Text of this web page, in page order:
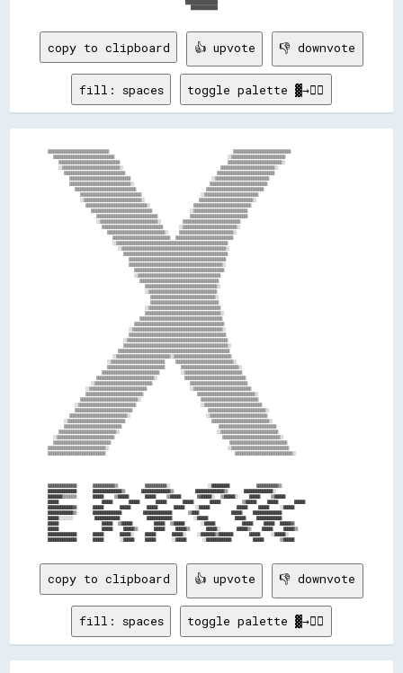
copy to clipboard 👍 upvote 👎 downvote
fill: spaces toggle palette ▓→✊🏽
  ▒▒▒▒▒▒▒▒▒▒▒▒▒▒▒▒▒▒▒▒▒▒▒▒▒▒▒▒▒▒▒▒▒▒                                              ▒▒▒▒▒▒▒▒▒▒▒▒▒▒▒▒▒▒▒▒▒▒▒▒▒▒▒▒▒▒▒▒
    ▒▒▒▒▒▒▒▒▒▒▒▒▒▒▒▒▒▒▒▒▒▒▒▒▒▒▒▒▒▒▒▒▒▒                                          ░░▒▒▒▒▒▒▒▒▒▒▒▒▒▒▒▒▒▒▒▒▒▒▒▒▒▒▒▒▒▒
      ▒▒▒▒▒▒▒▒▒▒▒▒▒▒▒▒▒▒▒▒▒▒▒▒▒▒▒▒▒▒▒▒▒▒                                        ▒▒▒▒▒▒▒▒▒▒▒▒▒▒▒▒▒▒▒▒▒▒▒▒▒▒▒▒▒▒░░
      ░░▒▒▒▒▒▒▒▒▒▒▒▒▒▒▒▒▒▒▒▒▒▒▒▒▒▒▒▒▒▒▒▒░░                                    ▒▒▒▒▒▒▒▒▒▒▒▒▒▒▒▒▒▒▒▒▒▒▒▒▒▒▒▒▒▒░░
        ▒▒▒▒▒▒▒▒▒▒▒▒▒▒▒▒▒▒▒▒▒▒▒▒▒▒▒▒▒▒▒▒▒▒                                  ▒▒▒▒▒▒▒▒▒▒▒▒▒▒▒▒▒▒▒▒▒▒▒▒▒▒▒▒▒▒▒▒
          ▒▒▒▒▒▒▒▒▒▒▒▒▒▒▒▒▒▒▒▒▒▒▒▒▒▒▒▒▒▒▒▒▒▒                              ░░▒▒▒▒▒▒▒▒▒▒▒▒▒▒▒▒▒▒▒▒▒▒▒▒▒▒▒▒▒▒
          ▒▒▒▒▒▒▒▒▒▒▒▒▒▒▒▒▒▒▒▒▒▒▒▒▒▒▒▒▒▒▒▒▒▒░░                            ▒▒▒▒▒▒▒▒▒▒▒▒▒▒▒▒▒▒▒▒▒▒▒▒▒▒▒▒▒▒▒▒
            ▒▒▒▒▒▒▒▒▒▒▒▒▒▒▒▒▒▒▒▒▒▒▒▒▒▒▒▒▒▒▒▒▒▒                          ▒▒▒▒▒▒▒▒▒▒▒▒▒▒▒▒▒▒▒▒▒▒▒▒▒▒▒▒▒▒▒▒
              ▒▒▒▒▒▒▒▒▒▒▒▒▒▒▒▒▒▒▒▒▒▒▒▒▒▒▒▒▒▒▒▒▒▒                      ░░▒▒▒▒▒▒▒▒▒▒▒▒▒▒▒▒▒▒▒▒▒▒▒▒▒▒▒▒▒▒
              ░░▒▒▒▒▒▒▒▒▒▒▒▒▒▒▒▒▒▒▒▒▒▒▒▒▒▒▒▒▒▒▒▒░░                    ▒▒▒▒▒▒▒▒▒▒▒▒▒▒▒▒▒▒▒▒▒▒▒▒▒▒▒▒▒▒░░
                ▒▒▒▒▒▒▒▒▒▒▒▒▒▒▒▒▒▒▒▒▒▒▒▒▒▒▒▒▒▒▒▒▒▒░░                ▒▒▒▒▒▒▒▒▒▒▒▒▒▒▒▒▒▒▒▒▒▒▒▒▒▒▒▒▒▒▒▒
                  ▒▒▒▒▒▒▒▒▒▒▒▒▒▒▒▒▒▒▒▒▒▒▒▒▒▒▒▒▒▒▒▒▒▒              ░░▒▒▒▒▒▒▒▒▒▒▒▒▒▒▒▒▒▒▒▒▒▒▒▒▒▒▒▒▒▒
                    ▒▒▒▒▒▒▒▒▒▒▒▒▒▒▒▒▒▒▒▒▒▒▒▒▒▒▒▒▒▒▒▒▒▒            ▒▒▒▒▒▒▒▒▒▒▒▒▒▒▒▒▒▒▒▒▒▒▒▒▒▒▒▒▒▒▒▒
                    ░░▒▒▒▒▒▒▒▒▒▒▒▒▒▒▒▒▒▒▒▒▒▒▒▒▒▒▒▒▒▒▒▒░░        ▒▒▒▒▒▒▒▒▒▒▒▒▒▒▒▒▒▒▒▒▒▒▒▒▒▒▒▒▒▒▒▒
                      ▒▒▒▒▒▒▒▒▒▒▒▒▒▒▒▒▒▒▒▒▒▒▒▒▒▒▒▒▒▒▒▒▒▒      ░░▒▒▒▒▒▒▒▒▒▒▒▒▒▒▒▒▒▒▒▒▒▒▒▒▒▒▒▒▒▒░░
                        ▒▒▒▒▒▒▒▒▒▒▒▒▒▒▒▒▒▒▒▒▒▒▒▒▒▒▒▒▒▒▒▒░░    ▒▒▒▒▒▒▒▒▒▒▒▒▒▒▒▒▒▒▒▒▒▒▒▒▒▒▒▒▒▒░░
                          ▒▒▒▒▒▒▒▒▒▒▒▒▒▒▒▒▒▒▒▒▒▒▒▒▒▒▒▒▒▒▒▒  ▒▒▒▒▒▒▒▒▒▒▒▒▒▒▒▒▒▒▒▒▒▒▒▒▒▒▒▒▒▒▒▒
                          ░░▒▒▒▒▒▒▒▒▒▒▒▒▒▒▒▒▒▒▒▒▒▒▒▒▒▒▒▒▒▒▒▒▒▒▒▒▒▒▒▒▒▒▒▒▒▒▒▒▒▒▒▒▒▒▒▒▒▒▒▒▒▒
                            ░░▒▒▒▒▒▒▒▒▒▒▒▒▒▒▒▒▒▒▒▒▒▒▒▒▒▒▒▒▒▒▒▒▒▒▒▒▒▒▒▒▒▒▒▒▒▒▒▒▒▒▒▒▒▒▒▒▒▒░░
                              ▒▒▒▒▒▒▒▒▒▒▒▒▒▒▒▒▒▒▒▒▒▒▒▒▒▒▒▒▒▒▒▒▒▒▒▒▒▒▒▒▒▒▒▒▒▒▒▒▒▒▒▒▒▒▒▒▒▒
                                ▒▒▒▒▒▒▒▒▒▒▒▒▒▒▒▒▒▒▒▒▒▒▒▒▒▒▒▒▒▒▒▒▒▒▒▒▒▒▒▒▒▒▒▒▒▒▒▒▒▒▒▒▒▒
                                ▒▒▒▒▒▒▒▒▒▒▒▒▒▒▒▒▒▒▒▒▒▒▒▒▒▒▒▒▒▒▒▒▒▒▒▒▒▒▒▒▒▒▒▒▒▒▒▒▒▒▒▒░░
                                  ▒▒▒▒▒▒▒▒▒▒▒▒▒▒▒▒▒▒▒▒▒▒▒▒▒▒▒▒▒▒▒▒▒▒▒▒▒▒▒▒▒▒▒▒▒▒▒▒▒▒
                                  ░░▒▒▒▒▒▒▒▒▒▒▒▒▒▒▒▒▒▒▒▒▒▒▒▒▒▒▒▒▒▒▒▒▒▒▒▒▒▒▒▒▒▒▒▒▒▒
                                    ▒▒▒▒▒▒▒▒▒▒▒▒▒▒▒▒▒▒▒▒▒▒▒▒▒▒▒▒▒▒▒▒▒▒▒▒▒▒▒▒▒▒▒▒
                                      ▒▒▒▒▒▒▒▒▒▒▒▒▒▒▒▒▒▒▒▒▒▒▒▒▒▒▒▒▒▒▒▒▒▒▒▒▒▒▒▒░░
                                      ░░▒▒▒▒▒▒▒▒▒▒▒▒▒▒▒▒▒▒▒▒▒▒▒▒▒▒▒▒▒▒▒▒▒▒▒▒▒▒
                                        ▒▒▒▒▒▒▒▒▒▒▒▒▒▒▒▒▒▒▒▒▒▒▒▒▒▒▒▒▒▒▒▒▒▒▒▒░░
                                        ▒▒▒▒▒▒▒▒▒▒▒▒▒▒▒▒▒▒▒▒▒▒▒▒▒▒▒▒▒▒▒▒▒▒▒▒▒▒
                                      ░░▒▒▒▒▒▒▒▒▒▒▒▒▒▒▒▒▒▒▒▒▒▒▒▒▒▒▒▒▒▒▒▒▒▒▒▒▒▒▒▒
                                      ▒▒▒▒▒▒▒▒▒▒▒▒▒▒▒▒▒▒▒▒▒▒▒▒▒▒▒▒▒▒▒▒▒▒▒▒▒▒▒▒▒▒░░
                                    ▒▒▒▒▒▒▒▒▒▒▒▒▒▒▒▒▒▒▒▒▒▒▒▒▒▒▒▒▒▒▒▒▒▒▒▒▒▒▒▒▒▒▒▒▒▒
                                  ▒▒▒▒▒▒▒▒▒▒▒▒▒▒▒▒▒▒▒▒▒▒▒▒▒▒▒▒▒▒▒▒▒▒▒▒▒▒▒▒▒▒▒▒▒▒▒▒▒▒
                                ░░▒▒▒▒▒▒▒▒▒▒▒▒▒▒▒▒▒▒▒▒▒▒▒▒▒▒▒▒▒▒▒▒▒▒▒▒▒▒▒▒▒▒▒▒▒▒▒▒▒▒░░
                                ▒▒▒▒▒▒▒▒▒▒▒▒▒▒▒▒▒▒▒▒▒▒▒▒▒▒▒▒▒▒▒▒▒▒▒▒▒▒▒▒▒▒▒▒▒▒▒▒▒▒▒▒▒▒
                              ░░▒▒▒▒▒▒▒▒▒▒▒▒▒▒▒▒▒▒▒▒▒▒▒▒▒▒▒▒▒▒▒▒▒▒▒▒▒▒▒▒▒▒▒▒▒▒▒▒▒▒▒▒▒▒▒▒
                              ▒▒▒▒▒▒▒▒▒▒▒▒▒▒▒▒▒▒▒▒▒▒▒▒▒▒▒▒▒▒▒▒▒▒▒▒▒▒▒▒▒▒▒▒▒▒▒▒▒▒▒▒▒▒▒▒▒▒░░
                            ▒▒▒▒▒▒▒▒▒▒▒▒▒▒▒▒▒▒▒▒▒▒▒▒▒▒▒▒▒▒▒▒▒▒▒▒▒▒▒▒▒▒▒▒▒▒▒▒▒▒▒▒▒▒▒▒▒▒▒▒▒▒
                          ░░▒▒▒▒▒▒▒▒▒▒▒▒▒▒▒▒▒▒▒▒▒▒▒▒▒▒▒▒▒▒░░▒▒▒▒▒▒▒▒▒▒▒▒▒▒▒▒▒▒▒▒▒▒▒▒▒▒▒▒▒▒▒▒
                        ░░▒▒▒▒▒▒▒▒▒▒▒▒▒▒▒▒▒▒▒▒▒▒▒▒▒▒▒▒▒▒    ▒▒▒▒▒▒▒▒▒▒▒▒▒▒▒▒▒▒▒▒▒▒▒▒▒▒▒▒▒▒▒▒░░
                        ▒▒▒▒▒▒▒▒▒▒▒▒▒▒▒▒▒▒▒▒▒▒▒▒▒▒▒▒▒▒▒▒      ▒▒▒▒▒▒▒▒▒▒▒▒▒▒▒▒▒▒▒▒▒▒▒▒▒▒▒▒▒▒▒▒░░
                      ▒▒▒▒▒▒▒▒▒▒▒▒▒▒▒▒▒▒▒▒▒▒▒▒▒▒▒▒▒▒▒▒        ░░▒▒▒▒▒▒▒▒▒▒▒▒▒▒▒▒▒▒▒▒▒▒▒▒▒▒▒▒▒▒▒▒
                    ▒▒▒▒▒▒▒▒▒▒▒▒▒▒▒▒▒▒▒▒▒▒▒▒▒▒▒▒▒▒▒▒░░          ▒▒▒▒▒▒▒▒▒▒▒▒▒▒▒▒▒▒▒▒▒▒▒▒▒▒▒▒▒▒▒▒▒▒
                  ░░▒▒▒▒▒▒▒▒▒▒▒▒▒▒▒▒▒▒▒▒▒▒▒▒▒▒▒▒▒▒▒▒              ▒▒▒▒▒▒▒▒▒▒▒▒▒▒▒▒▒▒▒▒▒▒▒▒▒▒▒▒▒▒▒▒
                ░░▒▒▒▒▒▒▒▒▒▒▒▒▒▒▒▒▒▒▒▒▒▒▒▒▒▒▒▒▒▒▒▒                ░░▒▒▒▒▒▒▒▒▒▒▒▒▒▒▒▒▒▒▒▒▒▒▒▒▒▒▒▒▒▒▒▒
                ▒▒▒▒▒▒▒▒▒▒▒▒▒▒▒▒▒▒▒▒▒▒▒▒▒▒▒▒▒▒▒▒                    ▒▒▒▒▒▒▒▒▒▒▒▒▒▒▒▒▒▒▒▒▒▒▒▒▒▒▒▒▒▒▒▒░░
              ▒▒▒▒▒▒▒▒▒▒▒▒▒▒▒▒▒▒▒▒▒▒▒▒▒▒▒▒▒▒▒▒░░                      ▒▒▒▒▒▒▒▒▒▒▒▒▒▒▒▒▒▒▒▒▒▒▒▒▒▒▒▒▒▒▒▒
            ░░▒▒▒▒▒▒▒▒▒▒▒▒▒▒▒▒▒▒▒▒▒▒▒▒▒▒▒▒▒▒▒▒                        ░░▒▒▒▒▒▒▒▒▒▒▒▒▒▒▒▒▒▒▒▒▒▒▒▒▒▒▒▒▒▒▒▒
            ▒▒▒▒▒▒▒▒▒▒▒▒▒▒▒▒▒▒▒▒▒▒▒▒▒▒▒▒▒▒▒▒                            ▒▒▒▒▒▒▒▒▒▒▒▒▒▒▒▒▒▒▒▒▒▒▒▒▒▒▒▒▒▒▒▒░░
          ▒▒▒▒▒▒▒▒▒▒▒▒▒▒▒▒▒▒▒▒▒▒▒▒▒▒▒▒▒▒▒▒░░                            ░░▒▒▒▒▒▒▒▒▒▒▒▒▒▒▒▒▒▒▒▒▒▒▒▒▒▒▒▒▒▒▒▒
        ░░▒▒▒▒▒▒▒▒▒▒▒▒▒▒▒▒▒▒▒▒▒▒▒▒▒▒▒▒▒▒▒▒                                ▒▒▒▒▒▒▒▒▒▒▒▒▒▒▒▒▒▒▒▒▒▒▒▒▒▒▒▒▒▒▒▒░░
        ▒▒▒▒▒▒▒▒▒▒▒▒▒▒▒▒▒▒▒▒▒▒▒▒▒▒▒▒▒▒▒▒                                    ▒▒▒▒▒▒▒▒▒▒▒▒▒▒▒▒▒▒▒▒▒▒▒▒▒▒▒▒▒▒▒▒
      ▒▒▒▒▒▒▒▒▒▒▒▒▒▒▒▒▒▒▒▒▒▒▒▒▒▒▒▒▒▒▒▒░░                                    ░░▒▒▒▒▒▒▒▒▒▒▒▒▒▒▒▒▒▒▒▒▒▒▒▒▒▒▒▒▒▒▒▒
    ░░▒▒▒▒▒▒▒▒▒▒▒▒▒▒▒▒▒▒▒▒▒▒▒▒▒▒▒▒▒▒▒▒                                        ▒▒▒▒▒▒▒▒▒▒▒▒▒▒▒▒▒▒▒▒▒▒▒▒▒▒▒▒▒▒▒▒░░
    ▒▒▒▒▒▒▒▒▒▒▒▒▒▒▒▒▒▒▒▒▒▒▒▒▒▒▒▒▒▒▒▒                                            ▒▒▒▒▒▒▒▒▒▒▒▒▒▒▒▒▒▒▒▒▒▒▒▒▒▒▒▒▒▒▒▒
  ▒▒▒▒▒▒▒▒▒▒▒▒▒▒▒▒▒▒▒▒▒▒▒▒▒▒▒▒▒▒▒▒░░                                            ░░▒▒▒▒▒▒▒▒▒▒▒▒▒▒▒▒▒▒▒▒▒▒▒▒▒▒▒▒▒▒▒▒
  ▒▒▒▒▒▒▒▒▒▒▒▒▒▒▒▒▒▒▒▒▒▒▒▒▒▒▒▒▒▒▒▒                                                ▒▒▒▒▒▒▒▒▒▒▒▒▒▒▒▒▒▒▒▒▒▒▒▒▒▒▒▒▒▒▒▒░░
  ▓▓▓▓▓▓▓▓▓▓▓▓▓▓▓▓      ▓▓▓▓▓▓▓▓▓▓▓▓▒▒          ▓▓▓▓▓▓▓▓▓▓▓▓░░              ░░██████████          ▓▓▓▓▓▓▓▓▓▓▓▓▒▒
  ████████████████      ████████████████▒▒      ████████████████▒▒        ████████████████▒▒      ████████████████░░
  ████████▒▒▒▒▒▒▒▒      ██████    ▒▒██████      ██████    ▒▒██████      ▓▓██████░░  ▒▒██████░░    ██████    ▒▒██████
  ██████                ██████      ██████      ██████      ██████      ██████        ▒▒██████    ██████      ██████
  ██████████████▓▓      ██████      ██████      ██████      ██████    ░░██████          ██████    ██████    ░░██████
  ██████████████▒▒      ████████████████        ████████████████      ▒▒████            ██████    ████████████████
  ██████░░░░░░░░        ██████████████          ██████████████        ░░██████          ██████    ██████████████
  ██████                ██████  ▒▒██████        ██████  ▒▒██████      ░░██████          ██████    ██████  ██████▓▓
  ██████                ██████    ██████▒▒      ██████    ██████▒▒      ██████░░      ██████▒▒    ██████    ██████▒▒
  ████████████████      ██████      ██████░░    ██████      ██████░░    ░░████████▒▒████████      ██████    ░░██████░░
copy to clipboard 👍 upvote 👎 downvote
fill: spaces toggle palette ▓→✊🏽